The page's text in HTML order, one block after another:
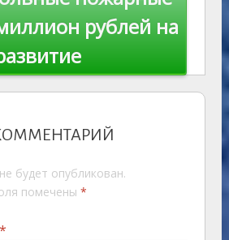
рублей на
будет опубликован.
помечены *
*